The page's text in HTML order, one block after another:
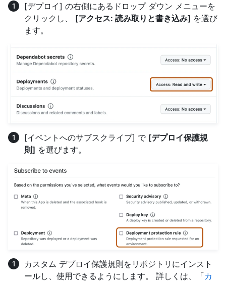
[デプロイ] の右側にあるドロップ ダウン メニューを
クリックし、 [アクセス: 読み取りと書き込み] を選び
ます。
[イベントへのサブスクライブ] で [デプロイ保護規
則] を選びます。
カスタム デプロイ保護規則をリポジトリにインスト
ールし、使用できるようにします。 詳しくは、「カ